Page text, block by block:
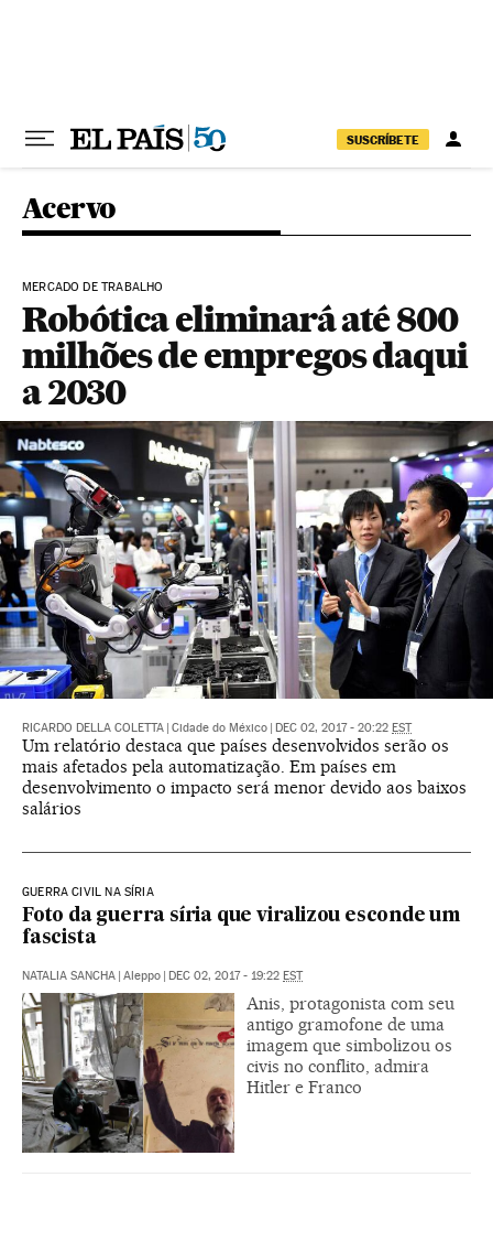
SUSCRÍBETE
Acervo
MERCADO DE TRABALHO
Robótica eliminará até 800
milhões de empregos daqui
a 2030
RICARDO DELLA COLETTA Cidade do México DEC 02, 2017 - 20:22 EST
Um relatório destaca que países desenvolvidos serão os
mais afetados pela automatização. Em países em
desenvolvimento o impacto será menor devido aos baixos
salários
GUERRA CIVIL NA SÍRIA
Foto da guerra síria que viralizou esconde um
fascista
NATALIA SANCHA Aleppo DEC 02, 2017 - 19:22 EST
Anis, protagonista com seu
antigo gramofone de uma
imagem que simbolizou os
civis no conflito, admira
Hitler e Franco